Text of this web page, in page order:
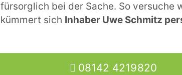
fürsorglich bei der Sache. So versuche
kümmert sich Inhaber Uwe Schmitz
08142 4219820